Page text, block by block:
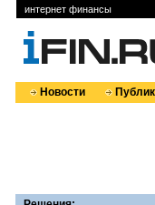
интернет финансы
Новости